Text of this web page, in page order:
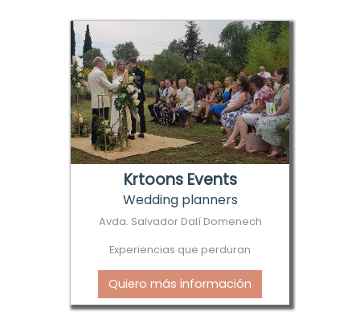
Krtoons Events
Wedding planners
Avda. Salvador Dalí Domenech
Experiencias que perduran
Quiero más información